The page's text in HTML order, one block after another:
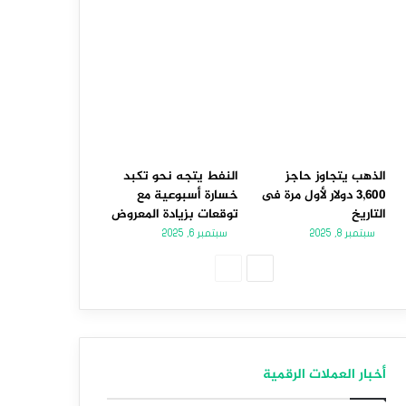
الذهب يتجاوز حاجز
3,600 دولار لأول مرة فى
التاريخ
سبتمبر 8, 2025
النفط يتجه نحو تكبد
خسارة أسبوعية مع
توقعات بزيادة المعروض
سبتمبر 6, 2025
أخبار العملات الرقمية